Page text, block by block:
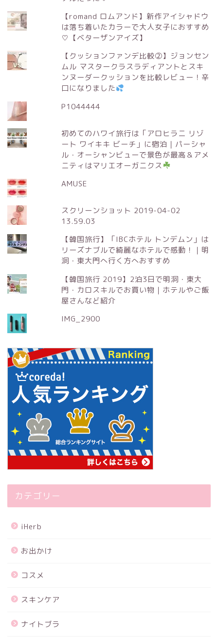
【romand ロムアンド】新作アイシャドウ
は落ち着いたカラーで大人女子におすすめ
♡【ベターザンアイズ】
【クッションファンデ比較②】ジョンセン
ムル マスタークラスラディアントとスキ
ンヌーダークッションを比較レビュー！辛
口になりました
P1044444
初めてのハワイ旅行は「アロヒラニ リゾ
ート ワイキキ ビーチ」に宿泊｜パーシャ
ル・オーシャンビューで景色が最高＆アメ
ニティはマリエオーガニクス
AMUSE
スクリーンショット 2019-04-02
13.59.03
【韓国旅行】「IBCホテル トンデムン」は
リーズナブルで綺麗なホテルで感動！｜明
洞・東大門へ行く方へおすすめ
【韓国旅行 2019】2泊3日で明洞・東大
門・カロスキルでお買い物｜ホテルやご飯
屋さんなど紹介
IMG_2900
カテゴリー
iHerb
お出かけ
コスメ
スキンケア
ナイトブラ